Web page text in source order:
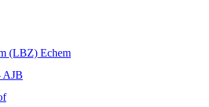
(LBZ) Echem
AJB